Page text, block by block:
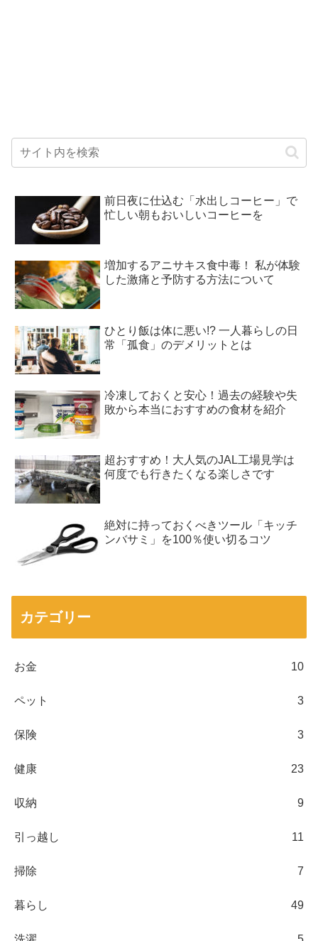
前日夜に仕込む「水出しコーヒー」で
忙しい朝もおいしいコーヒーを
増加するアニサキス食中毒！ 私が体験
した激痛と予防する方法について
ひとり飯は体に悪い!? 一人暮らしの日
常「孤食」のデメリットとは
冷凍しておくと安心！過去の経験や失
敗から本当におすすめの食材を紹介
超おすすめ！大人気のJAL工場見学は
何度でも行きたくなる楽しさです
絶対に持っておくべきツール「キッチ
ンバサミ」を100％使い切るコツ
カテゴリー
お金 10
ペット 3
保険 3
健康 23
収納 9
引っ越し 11
掃除 7
暮らし 49